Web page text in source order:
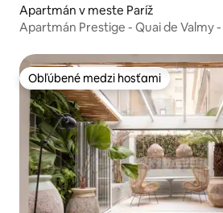
Apartmán v meste Paríž
Apartmán Prestige - Quai de Valmy -
Obľúbené medzi hosťami
Obľúbené medzi hosťami